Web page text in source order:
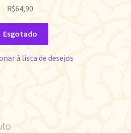
R$64,90
Esgotado
à lista de desejos